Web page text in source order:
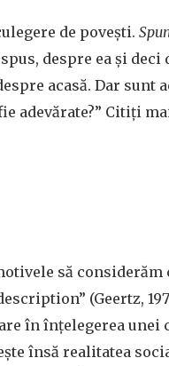
de povești.
despre ea și
acasă. Dar sunt
adevărate?” Citiți
să
(Geertz,
în înțelegerea
însă realitatea